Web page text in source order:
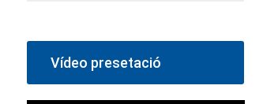
Vídeo presetació